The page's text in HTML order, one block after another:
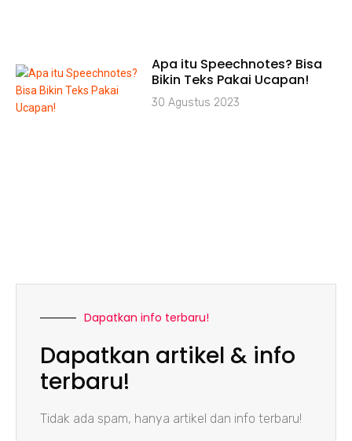
Apa itu Speechnotes? Bisa
Bikin Teks Pakai Ucapan!
30 Agustus 2023
Dapatkan info terbaru!
Dapatkan artikel & info
terbaru!
Tidak ada spam, hanya artikel dan info terbaru!